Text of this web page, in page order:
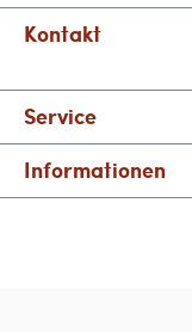
Kontakt
Service
Informationen